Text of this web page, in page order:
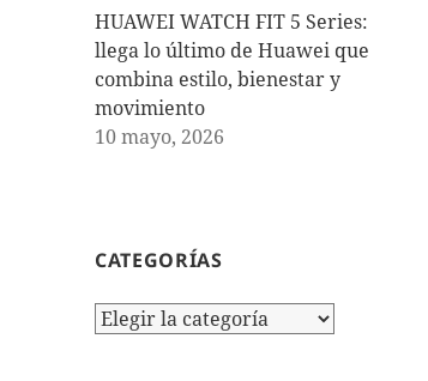
HUAWEI WATCH FIT 5 Series:
llega lo último de Huawei que
combina estilo, bienestar y
movimiento
10 mayo, 2026
CATEGORÍAS
Categorías